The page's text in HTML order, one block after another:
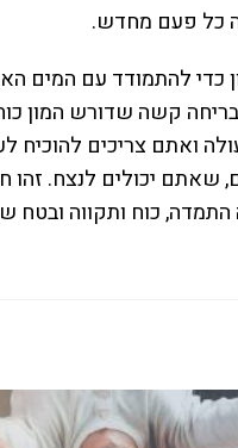
כל פעם מחדש.
כדי להתמודד עם המים
קשה שדורש המון
ואתם צריכים להוכיח
שאתם יכולים לנצח. זהו
כוח ותקווה ובטח